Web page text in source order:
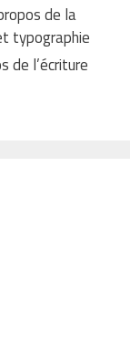
de la
typographie
de l’écriture